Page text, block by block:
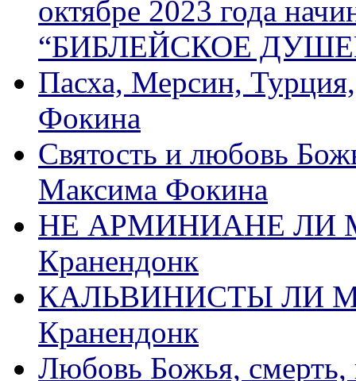
октябре 2023 года
“БИБЛЕЙСКОЕ
Пасха, Мерсин,
Фокина
Святость и любовь
Максима Фокина
НЕ АРМИНИАНЕ ЛИ
Кранендонк
КАЛЬВИНИСТЫ ЛИ
Кранендонк
Любовь Божья, смерть,